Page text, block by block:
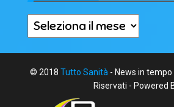
Archivi
© 2018 Tutto Sanità - News in
Riservati - Powered